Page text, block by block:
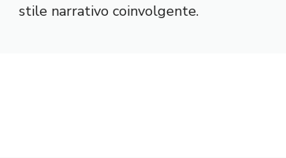
stile narrativo coinvolgente.